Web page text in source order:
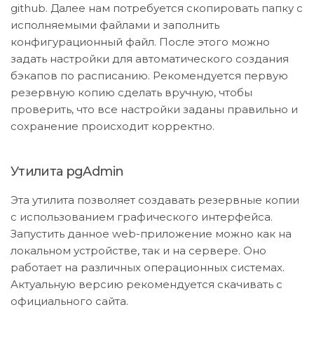
github. Далее нам потребуется скопировать папку с
исполняемыми файлами и заполнить
конфигурационный файл. После этого можно
задать настройки для автоматического создания
бэкапов по расписанию. Рекомендуется первую
резервную копию сделать вручную, чтобы
проверить, что все настройки заданы правильно и
сохранение происходит корректно.
Утилита pgAdmin
Эта утилита позволяет создавать резервные копии
с использованием графического интерфейса.
Запустить данное web-приложение можно как на
локальном устройстве, так и на сервере. Оно
работает на различных операционных системах.
Актуальную версию рекомендуется скачивать с
официального сайта.